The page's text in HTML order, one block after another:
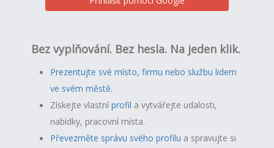
Bez vyplňování. Bez hesla. Na jeden klik.
Prezentujte své místo, firmu nebo službu lidem
ve svém městě.
Získejte vlastníprofil a vytvářejte udalosti,
nabídky, pracovní místa.
Převezměte správu svého profilu a spravujte si